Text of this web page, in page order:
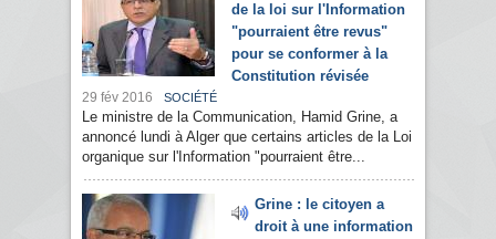
de la loi sur l'Information
"pourraient être revus"
pour se conformer à la
Constitution révisée
29 fév 2016 SOCIÉTÉ
Le ministre de la Communication, Hamid Grine, a
annoncé lundi à Alger que certains articles de la Loi
organique sur l'Information "pourraient être...
Grine : le citoyen a
droit à une information